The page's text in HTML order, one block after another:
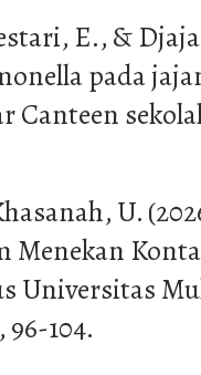
E., &
pada
Canteen
U.
Menekan
Universitas
96-104.